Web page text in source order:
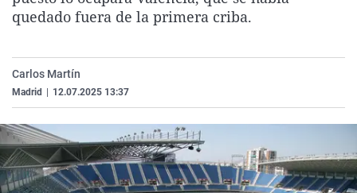
La rosa de los vientos
Caso
Extremadura
País Vasco
Virales
quedado fuera de la primera criba.
Carlos Martín
Madrid 12.07.2025 13:37